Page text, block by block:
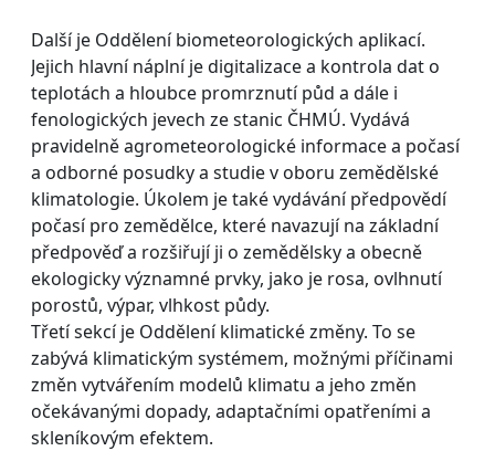
Další je Oddělení biometeorologických aplikací.
Jejich hlavní náplní je digitalizace a kontrola dat o
teplotách a hloubce promrznutí půd a dále i
fenologických jevech ze stanic ČHMÚ. Vydává
pravidelně agrometeorologické informace a počasí
a odborné posudky a studie v oboru zemědělské
klimatologie. Úkolem je také vydávání předpovědí
počasí pro zemědělce, které navazují na základní
předpověď a rozšiřují ji o zemědělsky a obecně
ekologicky významné prvky, jako je rosa, ovlhnutí
porostů, výpar, vlhkost půdy.
Třetí sekcí je Oddělení klimatické změny. To se
zabývá klimatickým systémem, možnými příčinami
změn vytvářením modelů klimatu a jeho změn
očekávanými dopady, adaptačními opatřeními a
skleníkovým efektem.